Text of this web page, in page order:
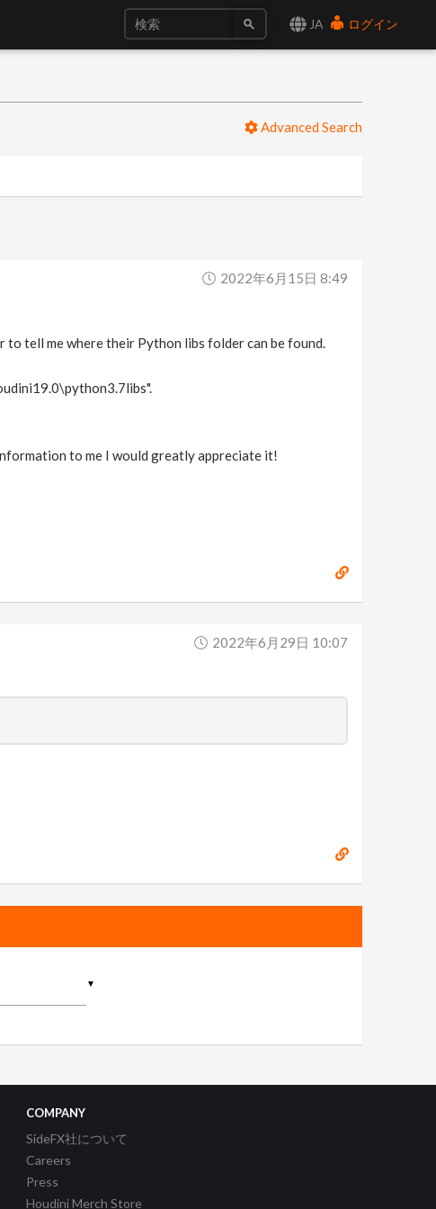
JA ログイン
Advanced Search
2022年6月15日 8:49
to tell me where their Python libs folder can be found.
to me I would greatly appreciate it!
2022年6月29日 10:07
▼
COMPANY
SideFX社について
Careers
Press
Houdini Merch Store